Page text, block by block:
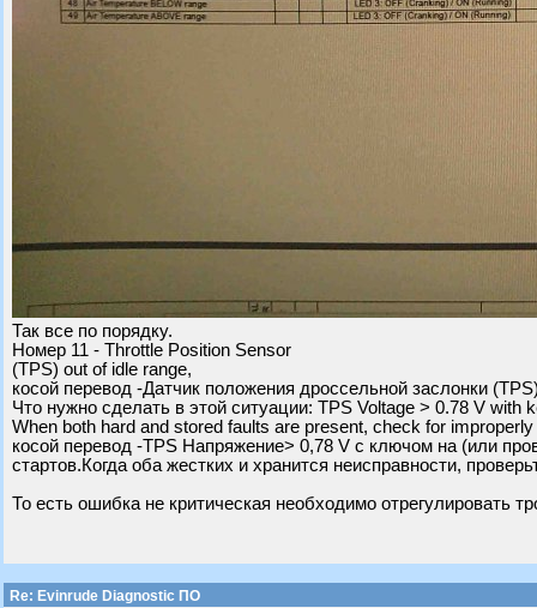
Так все по порядку.
Номер 11 - Throttle Position Sensor
(TPS) out of idle range,
косой перевод -Датчик положения дроссельной заслонки
Что нужно сделать в этой ситуации: TPS Voltage > 0.78 V
When both hard and stored faults are present, check for
косой перевод -TPS Напряжение> 0,78 V с ключом на (или
стартов.Когда оба жестких и хранится неисправности,
То есть ошибка не критическая необходимо отрегулировать
Re: Evinrude Diagnostic ПО